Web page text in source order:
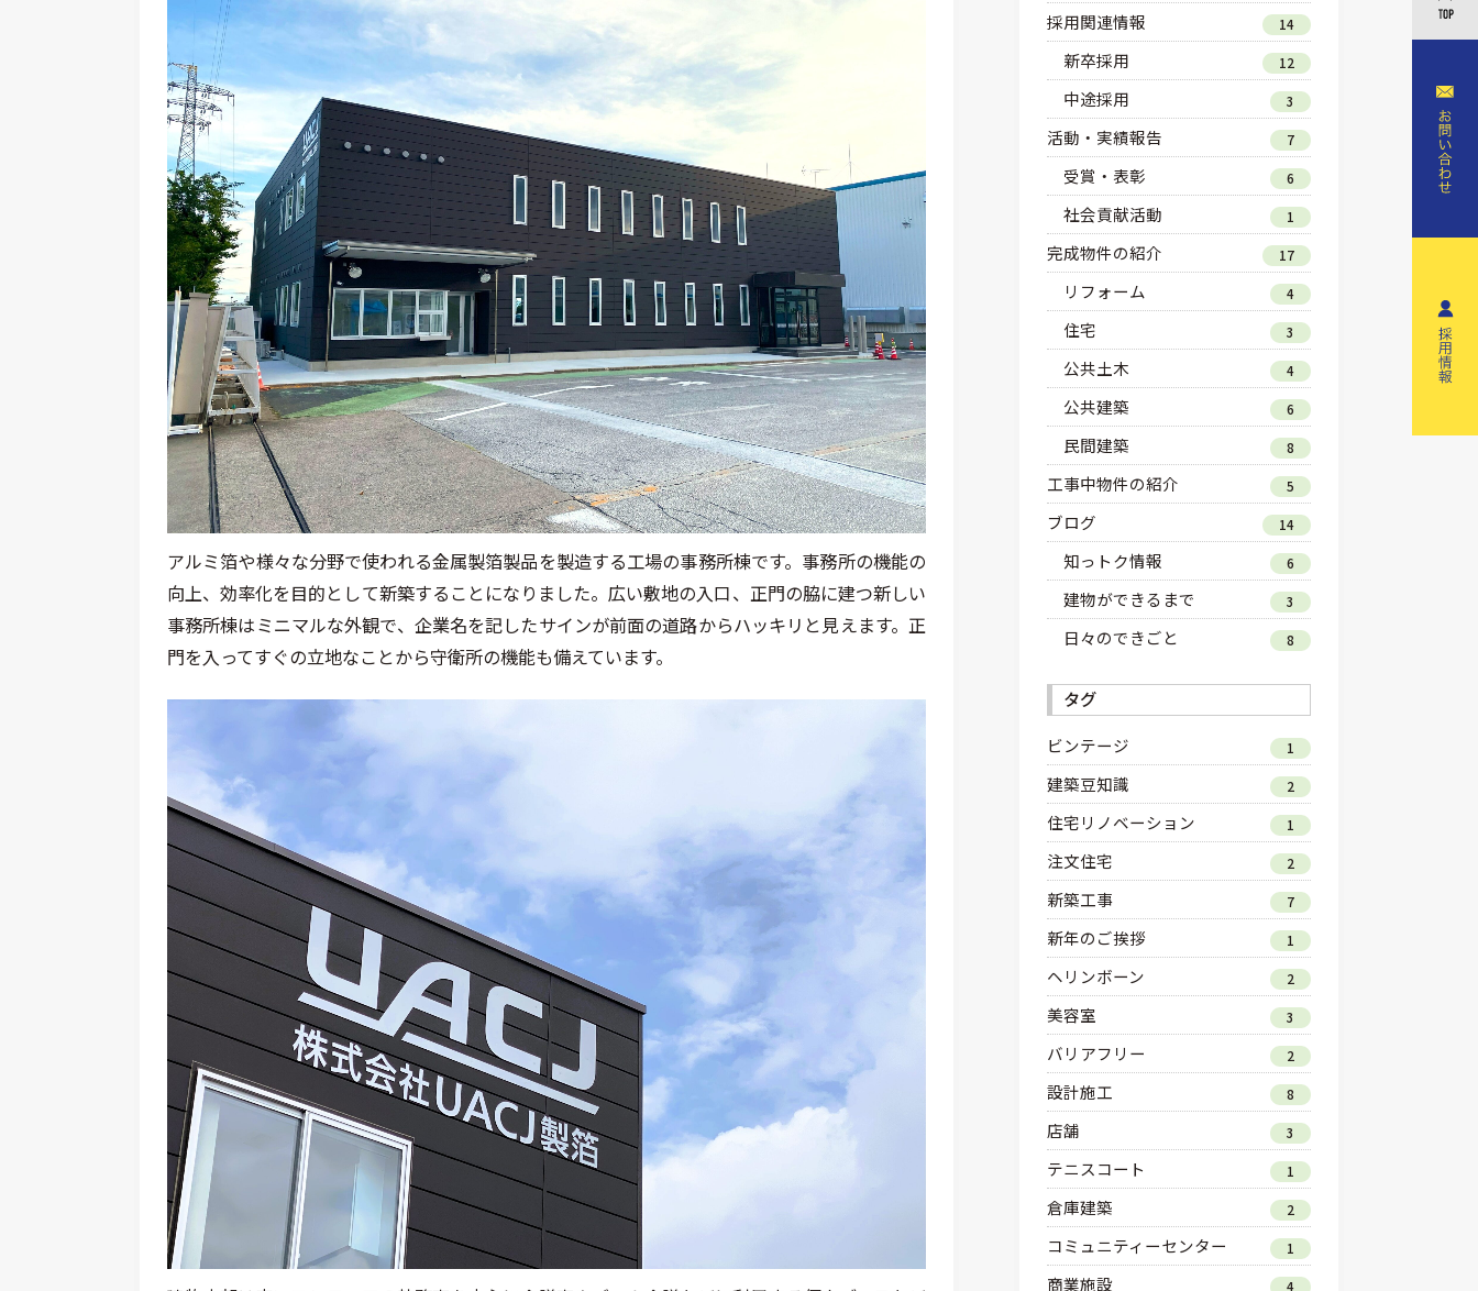
アルミ箔や様々な分野で使われる金属製箔製品を製造する工場の事務所棟です。事務所の機能の
向上、効率化を目的として新築することになりました。広い敷地の入口、正門の脇に建つ新しい
事務所棟はミニマルな外観で、企業名を記したサインが前面の道路からハッキリと見えます。正
門を入ってすぐの立地なことから守衛所の機能も備えています。
採用関連情報 14
新卒採用 12
中途採用 3
活動・実績報告 7
受賞・表彰 6
社会貢献活動 1
完成物件の紹介 17
リフォーム 4
住宅 3
公共土木 4
公共建築 6
民間建築 8
工事中物件の紹介 5
ブログ 14
知っトク情報 6
建物ができるまで 3
日々のできごと 8
タグ
ビンテージ 1
建築豆知識 2
住宅リノベーション 1
注文住宅 2
新築工事 7
新年のご挨拶 1
ヘリンボーン 2
美容室 3
バリアフリー 2
設計施工 8
店舗 3
テニスコート 1
倉庫建築 2
コミュニティーセンター 1
商業施設 4